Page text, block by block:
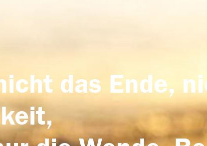
das Ende,